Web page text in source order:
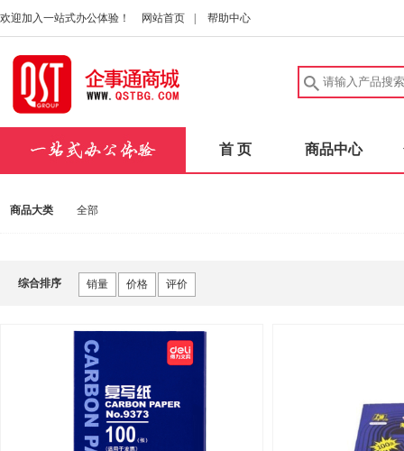
欢迎加入一站式办公体验！ 网站首页 帮助中心
首 页 商品中心
商品大类 全部
综合排序 销量 价格 评价